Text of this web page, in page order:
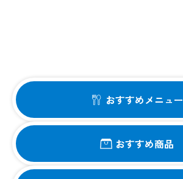
おすすめメニュー
おすすめ商品